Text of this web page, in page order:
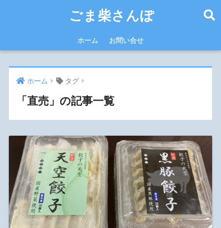
ごま柴さんぽ
ホーム お問い合せ
ホーム タグ
「直売」の記事一覧